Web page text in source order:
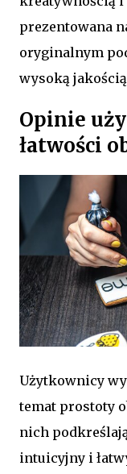
prezentowana
oryginalnym
wysoką
Opinie
łatwości
Użytkownicy
temat prostoty
nich
intuicyjny i